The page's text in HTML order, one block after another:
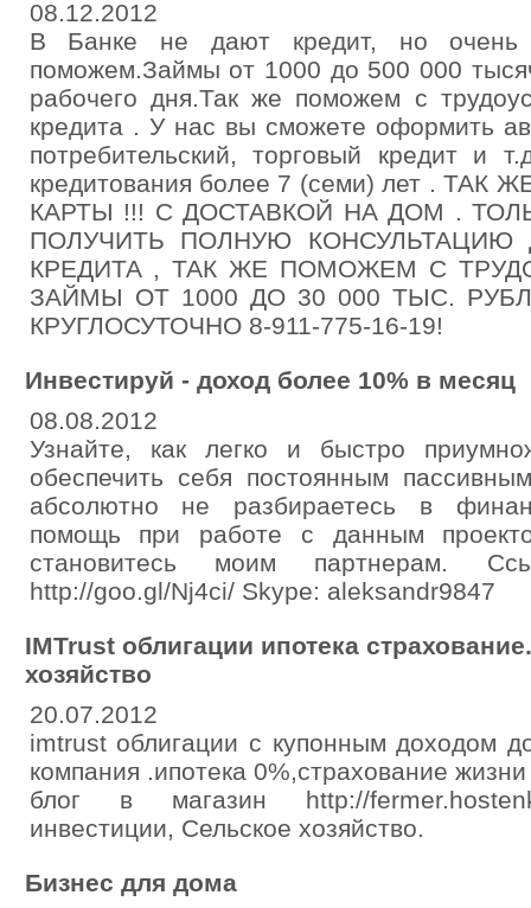
08.12.2012
В Банке не дают кредит, но
поможем.Займы от 1000 до 500 000
рабочего дня.Так же поможем с
кредита . У нас вы сможете оформить
потребительский, торговый кредит
кредитования более 7 (семи) лет .
КАРТЫ !!! С ДОСТАВКОЙ НА ДОМ .
ПОЛУЧИТЬ ПОЛНУЮ КОНСУЛЬТАЦИЮ
КРЕДИТА , ТАК ЖЕ ПОМОЖЕМ С
ЗАЙМЫ ОТ 1000 ДО 30 000 ТЫС.
КРУГЛОСУТОЧНО 8-911-775-16-19!
Инвестируй - доход более 10% в месяц
08.08.2012
Узнайте, как легко и быстро
обеспечить себя постоянным
абсолютно не разбираетесь в
помощь при работе с данным
становитесь моим партнерам.
http://goo.gl/Nj4ci/ Skype: aleksandr9847
IMTrust облигации ипотека
хозяйство
20.07.2012
imtrust облигации с купонным доходом
компания .ипотека 0%,страхование
блог в магазин http://
инвестиции, Сельское хозяйство.
Бизнес для дома